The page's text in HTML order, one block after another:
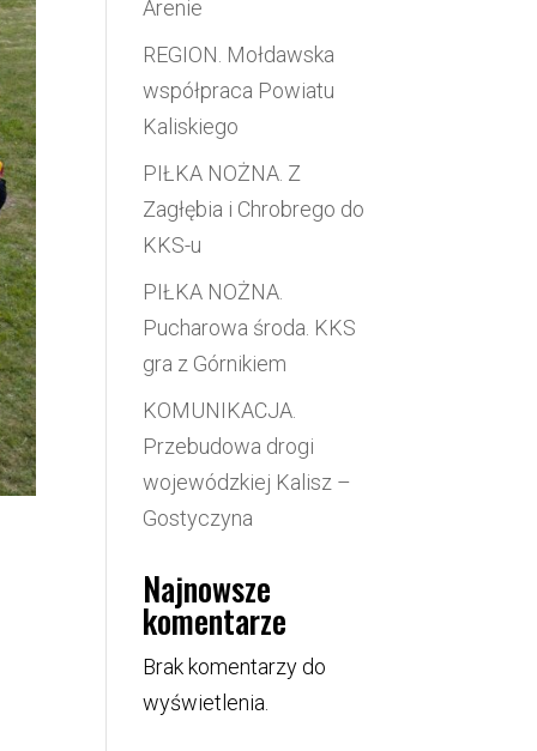
Arenie
REGION. Mołdawska
współpraca Powiatu
Kaliskiego
PIŁKA NOŻNA. Z
Zagłębia i Chrobrego do
KKS-u
PIŁKA NOŻNA.
Pucharowa środa. KKS
gra z Górnikiem
KOMUNIKACJA.
Przebudowa drogi
wojewódzkiej Kalisz –
Gostyczyna
Najnowsze
komentarze
Brak komentarzy do
wyświetlenia.